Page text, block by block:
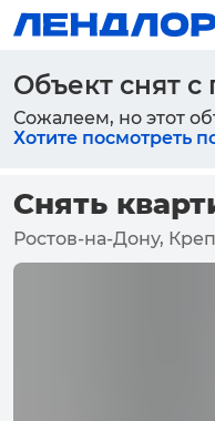
Объект снят
Сожалеем, но этот
Хотите посмотреть
Снять
Ростов-на-Дону,